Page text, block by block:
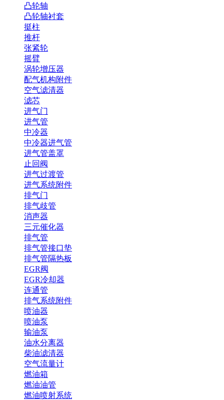
凸轮轴
凸轮轴衬套
挺柱
推杆
张紧轮
摇臂
涡轮增压器
配气机构附件
空气滤清器
滤芯
进气门
进气管
中冷器
中冷器进气管
进气管盖罩
止回阀
进气过渡管
进气系统附件
排气门
排气歧管
消声器
三元催化器
排气管
排气管接口垫
排气管隔热板
EGR阀
EGR冷却器
连通管
排气系统附件
喷油器
喷油泵
输油泵
油水分离器
柴油滤清器
空气流量计
燃油箱
燃油油管
燃油喷射系统